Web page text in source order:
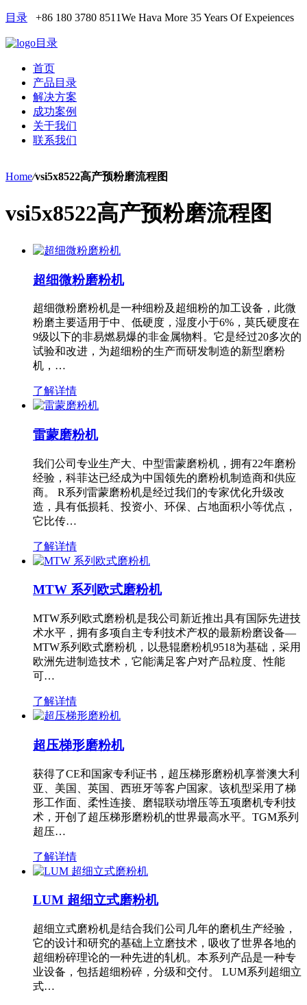
目录 +86 180 3780 8511We Hava More 35 Years Of Expeiences
目录
首页
产品目录
解决方案
成功案例
关于我们
联系我们
Home/vsi5x8522高产预粉磨流程图
vsi5x8522高产预粉磨流程图
超细微粉磨粉机
超细微粉磨粉机是一种细粉及超细粉的加工设备，此微
粉磨主要适用于中、低硬度，湿度小于6%，莫氏硬度在
9级以下的非易燃易爆的非金属物料。它是经过20多次的
试验和改进，为超细粉的生产而研发制造的新型磨粉
机，…
了解详情
雷蒙磨粉机
我们公司专业生产大、中型雷蒙磨粉机，拥有22年磨粉
经验，科菲达已经成为中国领先的磨粉机制造商和供应
商。 R系列雷蒙磨粉机是经过我们的专家优化升级改
造，具有低损耗、投资小、环保、占地面积小等优点，
它比传…
了解详情
MTW 系列欧式磨粉机
MTW系列欧式磨粉机是我公司新近推出具有国际先进技
术水平，拥有多项自主专利技术产权的最新粉磨设备—
MTW系列欧式磨粉机，以悬辊磨粉机9518为基础，采用
欧洲先进制造技术，它能满足客户对产品粒度、性能
可…
了解详情
超压梯形磨粉机
获得了CE和国家专利证书，超压梯形磨粉机享誉澳大利
亚、美国、英国、西班牙等客户国家。该机型采用了梯
形工作面、柔性连接、磨辊联动增压等五项磨机专利技
术，开创了超压梯形磨粉机的世界最高水平。TGM系列
超压…
了解详情
LUM 超细立式磨粉机
超细立式磨粉机是结合我们公司几年的磨机生产经验，
它的设计和研究的基础上立磨技术，吸收了世界各地的
超细粉碎理论的一种先进的轧机。本系列产品是一种专
业设备，包括超细粉碎，分级和交付。 LUM系列超细立
式…